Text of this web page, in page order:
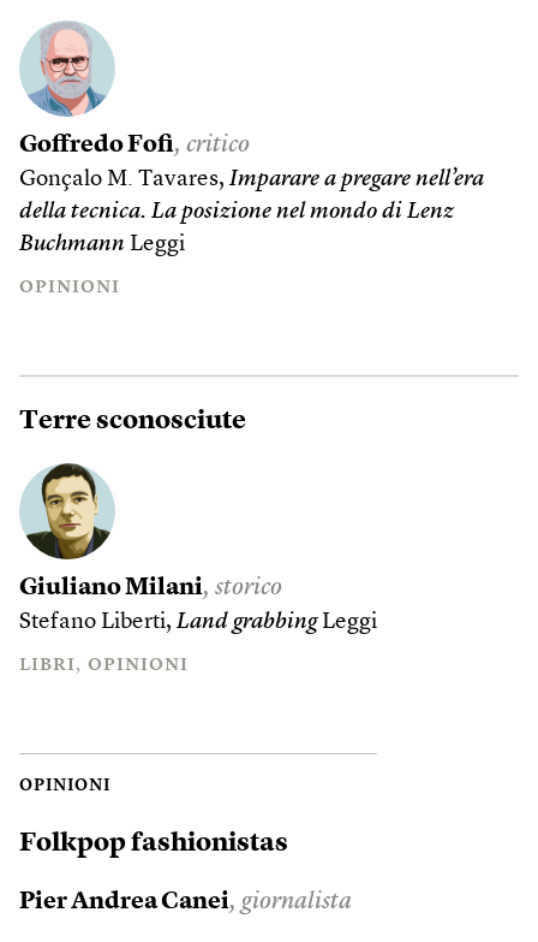
Goffredo Fofi, critico
Gonçalo M. Tavares, Imparare a pregare nell’era
della tecnica. La posizione nel mondo di Lenz
Buchmann Leggi
OPINIONI
Terre sconosciute
Giuliano Milani, storico
Stefano Liberti, Land grabbing Leggi
LIBRI OPINIONI
OPINIONI
Folkpop fashionistas
Pier Andrea Canei, giornalista